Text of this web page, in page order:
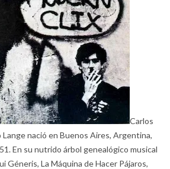
Carlos
nació en Buenos Aires, Argentina,
En su nutrido árbol genealógico musical
Géneris, La Máquina de Hacer Pájaros,